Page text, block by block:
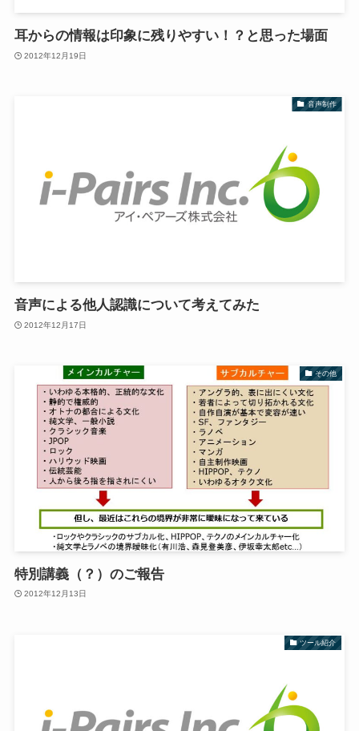
耳からの情報は印象に残りやすい！？と思った場面
2012年12月19日
音声制作
音声による他人認識について考えてみた
2012年12月17日
その他
特別講義（？）のご報告
2012年12月13日
ツール紹介